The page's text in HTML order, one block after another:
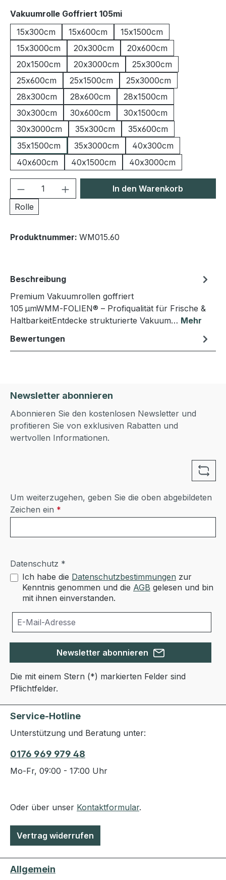
Vakuumrolle Goffriert 105miauswählen
15x300cm
15x600cm
15x1500cm
15x3000cm
20x300cm
20x600cm
20x1500cm
20x3000cm
25x300cm
25x600cm
25x1500cm
25x3000cm
28x300cm
28x600cm
28x1500cm
30x300cm
30x600cm
30x1500cm
30x3000cm
35x300cm
35x600cm
35x1500cm
35x3000cm
40x300cm
40x600cm
40x1500cm 40x3000cm
Produkt Anzahl: Gib den
Rolle
In den Warenkorb
Produktnummer: WM015.60
Beschreibung
Premium Vakuumrollen goffriert
105 µmWMM‑FOLIEN® – Profiqualität für Frische &
HaltbarkeitEntdecke strukturierte Vakuum… Mehr
Bewertungen
Newsletter abonnieren
Abonnieren Sie den kostenlosen Newsletter und
profitieren Sie von exklusiven Rabatten und
wertvollen Informationen.
Um weiterzugehen, geben Sie die oben abgebildeten
Zeichen ein *
Datenschutz *
Ich habe die Datenschutzbestimmungen zur
Kenntnis genommen und die AGB gelesen und bin
mit ihnen einverstanden.
Newsletter abonnieren
Die mit einem Stern (*) markierten Felder sind
Pflichtfelder.
Service-Hotline
Unterstützung und Beratung unter:
0176 969 979 48
Mo-Fr, 09:00 - 17:00 Uhr
Oder über unser Kontaktformular.
Vertrag widerrufen
Allgemein